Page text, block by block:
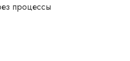
процессы